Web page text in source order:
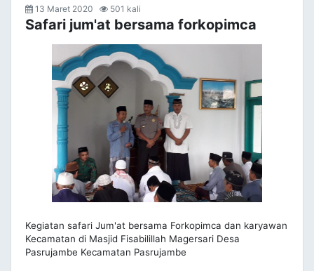
13 Maret 2020 501 kali
Safari jum'at bersama forkopimca
Kegiatan safari Jum'at bersama Forkopimca dan karyawan
Kecamatan di Masjid Fisabilillah Magersari Desa
Pasrujambe Kecamatan Pasrujambe